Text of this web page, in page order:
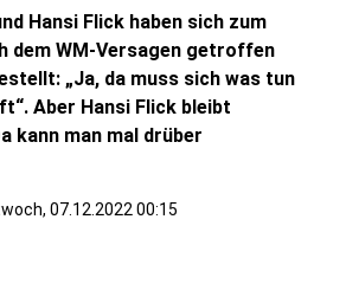
Hansi Flick haben sich zum
dem WM-Versagen getroffen
„Ja, da muss sich was tun
Aber Hansi Flick bleibt
kann man mal drüber
07.12.2022 00:15